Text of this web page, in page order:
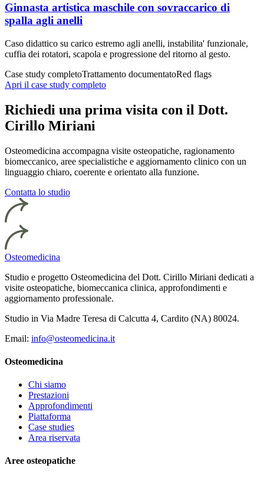
Ginnasta artistica maschile con sovraccarico di
spalla agli anelli
Caso didattico su carico estremo agli anelli, instabilita' funzionale,
cuffia dei rotatori, scapola e progressione del ritorno al gesto.
Case study completoTrattamento documentatoRed flags
Apri il case study completo
Richiedi una prima visita con il Dott.
Cirillo Miriani
Osteomedicina accompagna visite osteopatiche, ragionamento
biomeccanico, aree specialistiche e aggiornamento clinico con un
linguaggio chiaro, coerente e orientato alla funzione.
Contatta lo studio
Osteomedicina
Studio e progetto Osteomedicina del Dott. Cirillo Miriani dedicati a
visite osteopatiche, biomeccanica clinica, approfondimenti e
aggiornamento professionale.
Studio in Via Madre Teresa di Calcutta 4, Cardito (NA) 80024.
Email: info@osteomedicina.it
Osteomedicina
Chi siamo
Prestazioni
Approfondimenti
Piattaforma
Case studies
Area riservata
Aree osteopatiche